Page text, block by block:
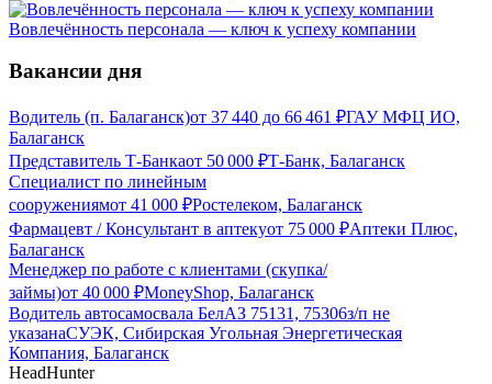
Вовлечённость персонала — ключ к успеху компании
Вакансии дня
Водитель (п. Балаганск)от 37 440 до 66 461 ₽ГАУ МФЦ ИО,
Балаганск
Представитель Т-Банкаот 50 000 ₽Т-Банк, Балаганск
Специалист по линейным
сооружениямот 41 000 ₽Ростелеком, Балаганск
Фармацевт / Консультант в аптекуот 75 000 ₽Аптеки Плюс,
Балаганск
Менеджер по работе с клиентами (скупка/
займы)от 40 000 ₽MoneyShop, Балаганск
Водитель автосамосвала БелАЗ 75131, 75306з/п не
указанаСУЭК, Сибирская Угольная Энергетическая
Компания, Балаганск
HeadHunter